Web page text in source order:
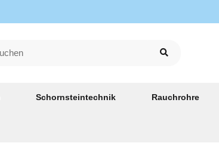
Schornsteintechnik Rauchrohre